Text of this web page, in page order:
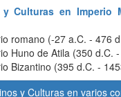
y Culturas en Imperio
romano (-27 a.C. - 476
Huno de Atila (350 d.C.
Bizantino (395 d.C. -
y Culturas en varios